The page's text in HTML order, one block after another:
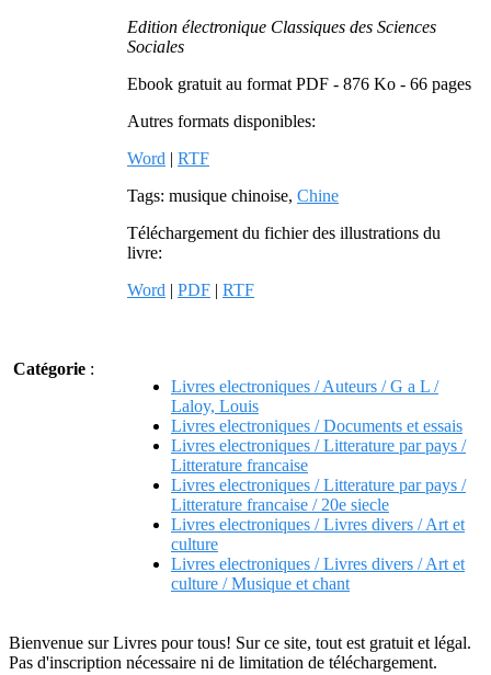
Edition électronique Classiques des Sciences
Sociales
Ebook gratuit au format PDF - 876 Ko - 66 pages
Autres formats disponibles:
Word | RTF
Tags: musique chinoise, Chine
Téléchargement du fichier des illustrations du
livre:
Word | PDF | RTF
Catégorie :
Livres electroniques / Auteurs / G a L /
Laloy, Louis
Livres electroniques / Documents et essais
Livres electroniques / Litterature par pays /
Litterature francaise
Livres electroniques / Litterature par pays /
Litterature francaise / 20e siecle
Livres electroniques / Livres divers / Art et
culture
Livres electroniques / Livres divers / Art et
culture / Musique et chant
Bienvenue sur Livres pour tous! Sur ce site, tout est gratuit et légal.
Pas d'inscription nécessaire ni de limitation de téléchargement.